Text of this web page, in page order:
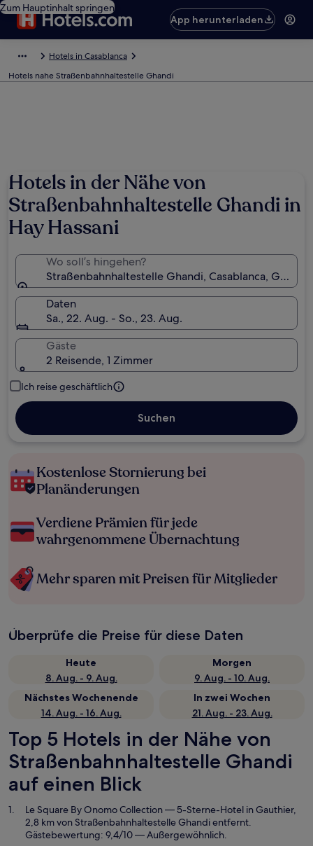
Zum Hauptinhalt springen
App herunterladen
Hotels in Casablanca
Hotels nahe Straßenbahnhaltestelle Ghandi
Hotels in der Nähe von
Straßenbahnhaltestelle Ghandi in
Hay Hassani
Wo soll’s hingehen?
Straßenbahnhaltestelle Ghandi, Casablanca, Grand
Daten
Sa., 22. Aug. - So., 23. Aug.
Gäste
2 Reisende, 1 Zimmer
Ich reise geschäftlich
Suchen
Kostenlose Stornierung bei
Planänderungen
Verdiene Prämien für jede
wahrgenommene Übernachtung
Mehr sparen mit Preisen für Mitglieder
Überprüfe die Preise für diese Daten
Heute
8. Aug. - 9. Aug.
Morgen
9. Aug. - 10. Aug.
Nächstes Wochenende
14. Aug. - 16. Aug.
In zwei Wochen
21. Aug. - 23. Aug.
Top 5 Hotels in der Nähe von
Straßenbahnhaltestelle Ghandi
auf einen Blick
Le Square By Onomo Collection— 5-Sterne-Hotel in Gauthier,
2,8 km von Straßenbahnhaltestelle Ghandi entfernt.
Gästebewertung: 9,4/10 — Außergewöhnlich.